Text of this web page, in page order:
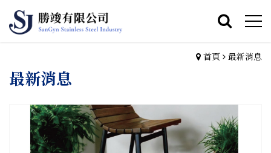
首頁 最新消息
最新消息